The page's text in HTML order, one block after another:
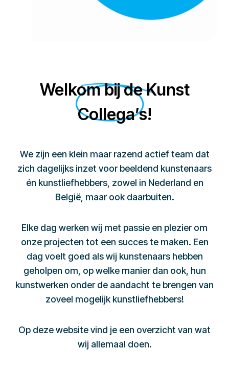
Welkom bij de Kunst
Collega’s!
We zijn een klein maar razend actief team dat
zich dagelijks inzet voor beeldend kunstenaars
én kunstliefhebbers, zowel in Nederland en
België, maar ook daarbuiten.
Elke dag werken wij met passie en plezier om
onze projecten tot een succes te maken. Een
dag voelt goed als wij kunstenaars hebben
geholpen om, op welke manier dan ook, hun
kunstwerken onder de aandacht te brengen van
zoveel mogelijk kunstliefhebbers!
Op deze website vind je een overzicht van wat
wij allemaal doen.